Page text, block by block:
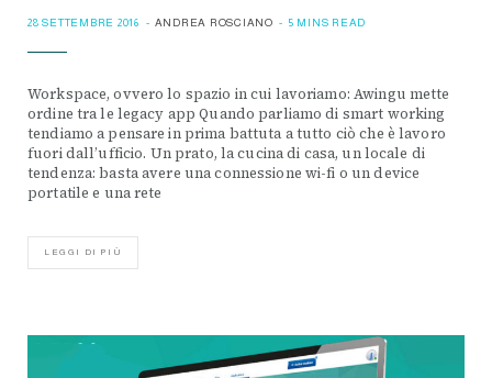
28 SETTEMBRE 2016 ANDREA ROSCIANO 5 MINS READ
Workspace, ovvero lo spazio in cui lavoriamo: Awingu mette
ordine tra le legacy app Quando parliamo di smart working
tendiamo a pensare in prima battuta a tutto ciò che è lavoro
fuori dall’ufficio. Un prato, la cucina di casa, un locale di
tendenza: basta avere una connessione wi-fi o un device
portatile e una rete
LEGGI DI PIÙ